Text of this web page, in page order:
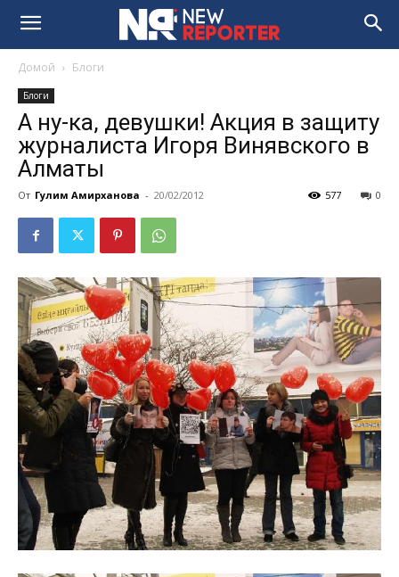
Домой Блоги
Блоги
А ну-ка, девушки! Акция в защиту
журналиста Игоря Винявского в
Алматы
От Гулим Амирханова - 20/02/2012 0
577